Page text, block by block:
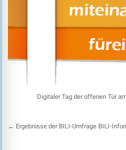
Digitaler Tag der offenen Tür
Beitragsnavigation
← Ergebnisse der BILI-Umfrage BILI-